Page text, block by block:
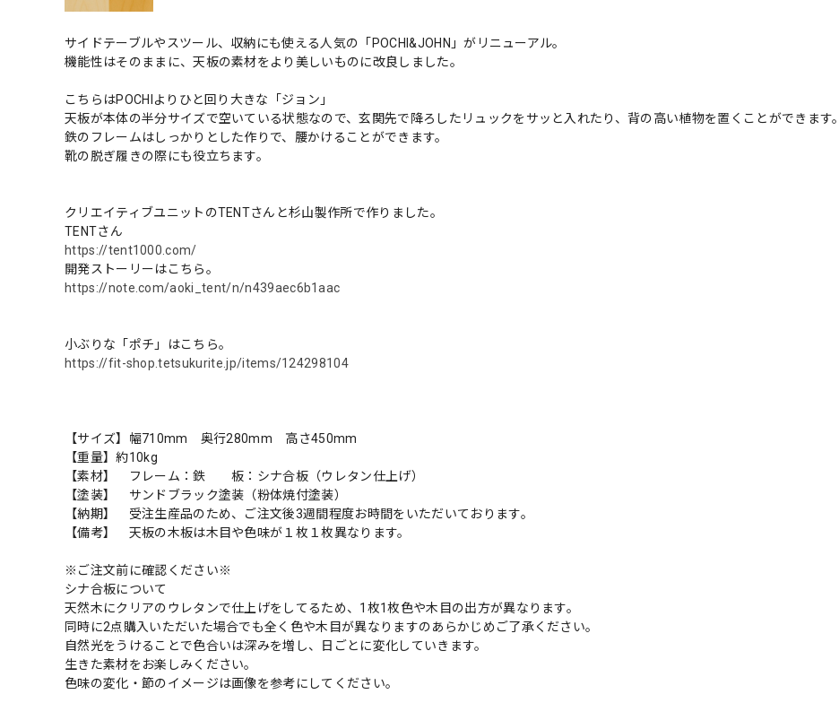
サイドテーブルやスツール、収納にも使える人気の「POCHI&JOHN」がリニューアル。
機能性はそのままに、天板の素材をより美しいものに改良しました。
こちらはPOCHIよりひと回り大きな「ジョン」
天板が本体の半分サイズで空いている状態なので、玄関先で降ろしたリュックをサッと入れたり、背の高い植物を置くことができます。
鉄のフレームはしっかりとした作りで、腰かけることができます。
靴の脱ぎ履きの際にも役立ちます。
クリエイティブユニットのTENTさんと杉山製作所で作りました。
TENTさん
https://tent1000.com/
開発ストーリーはこちら。
https://note.com/aoki_tent/n/n439aec6b1aac
小ぶりな「ポチ」はこちら。
https://fit-shop.tetsukurite.jp/items/124298104
【サイズ】幅710mm 奥行280mm 高さ450mm
【重量】約10kg
【素材】 フレーム：鉄 板：シナ合板（ウレタン仕上げ）
【塗装】 サンドブラック塗装（粉体焼付塗装）
【納期】 受注生産品のため、ご注文後3週間程度お時間をいただいております。
【備考】 天板の木板は木目や色味が１枚１枚異なります。
※ご注文前に確認ください※
シナ合板について
天然木にクリアのウレタンで仕上げをしてるため、1枚1枚色や木目の出方が異なります。
同時に2点購入いただいた場合でも全く色や木目が異なりますのあらかじめご了承ください。
自然光をうけることで色合いは深みを増し、日ごとに変化していきます。
生きた素材をお楽しみください。
色味の変化・節のイメージは画像を参考にしてください。